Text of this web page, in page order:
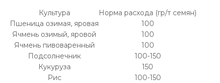
Культура
Норма расхода (гр/т семян)
Пшеница озимая, яровая
100
Ячмень озимый, яровой
100
Ячмень пивоваренный
100
Подсолнечник
100-150
Кукуруза
150
Рис
100-150